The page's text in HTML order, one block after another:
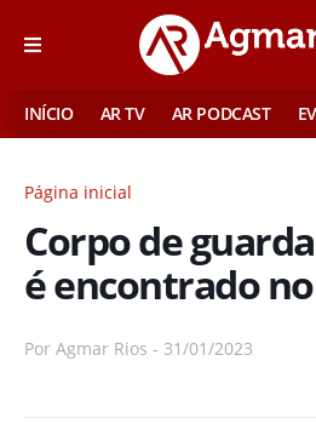
INÍCIO AR TV AR PODCAST
Página inicial
Corpo de
é encontrado
Por Agmar Rios - 31/01/2023